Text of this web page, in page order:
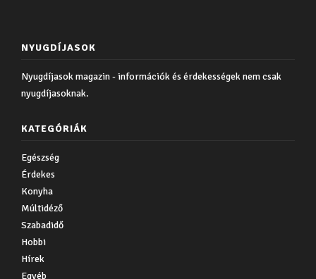
NYUGDÍJASOK
Nyugdíjasok magazin - információk és érdekességek nem csak
nyugdíjasoknak.
KATEGÓRIÁK
Egészség
Érdekes
Konyha
Múltidéző
Szabadidő
Hobbi
Hírek
Egyéb